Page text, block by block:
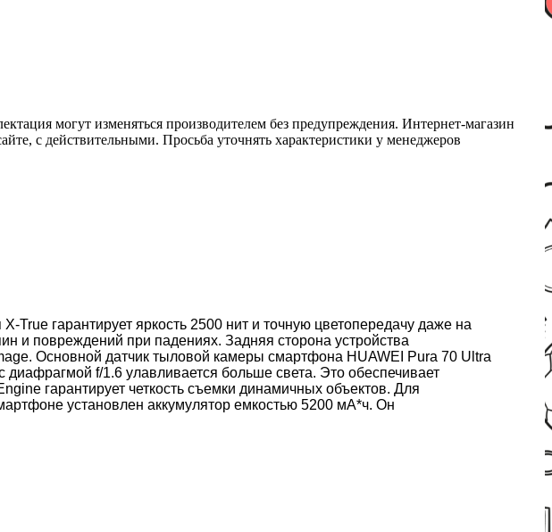
могут изменяться производителем без предупреждения. Интернет-магазин
с действительными. Просьба уточнять характеристики у менеджеров
гарантирует яркость 2500 нит и точную цветопередачу даже на
и повреждений при падениях. Задняя сторона устройства
Основной датчик тыловой камеры смартфона HUAWEI Pura 70 Ultra
f/1.6 улавливается больше света. Это обеспечивает
гарантирует четкость съемки динамичных объектов. Для
установлен аккумулятор емкостью 5200 мА*ч. Он